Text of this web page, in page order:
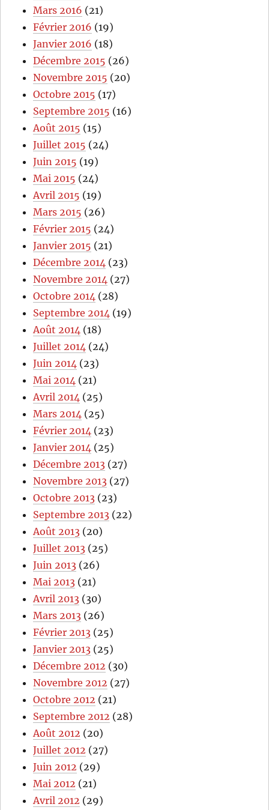
Mars 2016 (21)
Février 2016 (19)
Janvier 2016 (18)
Décembre 2015 (26)
Novembre 2015 (20)
Octobre 2015 (17)
Septembre 2015 (16)
Août 2015 (15)
Juillet 2015 (24)
Juin 2015 (19)
Mai 2015 (24)
Avril 2015 (19)
Mars 2015 (26)
Février 2015 (24)
Janvier 2015 (21)
Décembre 2014 (23)
Novembre 2014 (27)
Octobre 2014 (28)
Septembre 2014 (19)
Août 2014 (18)
Juillet 2014 (24)
Juin 2014 (23)
Mai 2014 (21)
Avril 2014 (25)
Mars 2014 (25)
Février 2014 (23)
Janvier 2014 (25)
Décembre 2013 (27)
Novembre 2013 (27)
Octobre 2013 (23)
Septembre 2013 (22)
Août 2013 (20)
Juillet 2013 (25)
Juin 2013 (26)
Mai 2013 (21)
Avril 2013 (30)
Mars 2013 (26)
Février 2013 (25)
Janvier 2013 (25)
Décembre 2012 (30)
Novembre 2012 (27)
Octobre 2012 (21)
Septembre 2012 (28)
Août 2012 (20)
Juillet 2012 (27)
Juin 2012 (29)
Mai 2012 (21)
Avril 2012 (29)